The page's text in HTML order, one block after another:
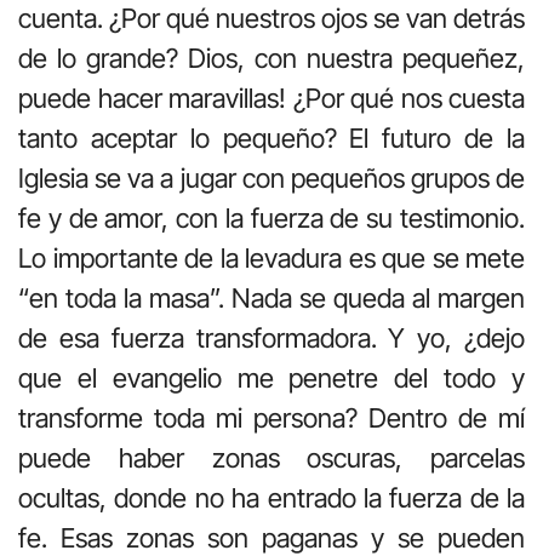
cuenta. ¿Por qué nuestros ojos se van detrás
de lo grande? Dios, con nuestra pequeñez,
puede hacer maravillas! ¿Por qué nos cuesta
tanto aceptar lo pequeño? El futuro de la
Iglesia se va a jugar con pequeños grupos de
fe y de amor, con la fuerza de su testimonio.
Lo importante de la levadura es que se mete
“en toda la masa”. Nada se queda al margen
de esa fuerza transformadora. Y yo, ¿dejo
que el evangelio me penetre del todo y
transforme toda mi persona? Dentro de mí
puede haber zonas oscuras, parcelas
ocultas, donde no ha entrado la fuerza de la
fe. Esas zonas son paganas y se pueden